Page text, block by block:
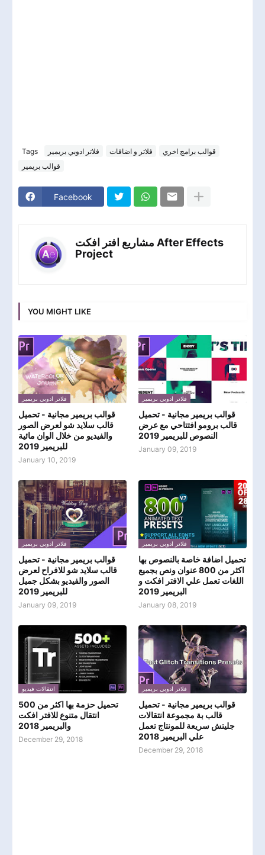
Tags فلاتر ادوبي بريمير فلاتر و اضافات
قوالب برامج اخري
قوالب بريمير
Facebook
مشاريع افتر افكت After Effects
Project
YOU MIGHT LIKE
فلاتر ادوبي بريمير
قوالب بريمير مجانية - تحميل
قالب سلايد شو لعرض الصور
والفيديو من خلال الوان مائية
للبريمير 2019
January 10, 2019
فلاتر ادوبي بريمير
قوالب بريمير مجانية - تحميل
قالب برومو افتتاحي مع عرض
النصوص للبريمير 2019
January 09, 2019
فلاتر ادوبي بريمير
قوالب بريمير مجانية - تحميل
قالب سلايد شو للافراح لعرض
الصور والفيديو بشكل جميل
للبريمير 2019
January 09, 2019
فلاتر ادوبي بريمير
تحميل اضافة خاصة بالنصوص بها
اكثر من 800 عنوان ونص بجميع
اللغات تعمل علي الافتر افكت و
البريمير 2019
January 08, 2019
انتقالات فيديو
تحميل حزمة بها اكثر من 500
انتقال متنوع للافتر افكت
والبريمير 2018
December 29, 2018
فلاتر ادوبي بريمير
قوالب بريمير مجانية - تحميل
قالب بة مجموعة انتقالات
جليتش سريعة للمونتاج تعمل
علي البريمير 2018
December 29, 2018